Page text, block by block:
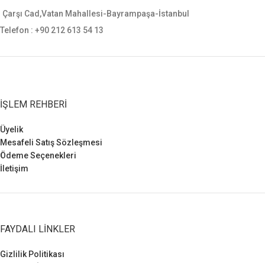
Çarşı Cad,Vatan Mahallesi-Bayrampaşa-İstanbul
Telefon : +90 212 613 54 13
İŞLEM REHBERI
Üyelik
Mesafeli Satış Sözleşmesi
Ödeme Seçenekleri
İletişim
FAYDALI LINKLER
Gizlilik Politikası